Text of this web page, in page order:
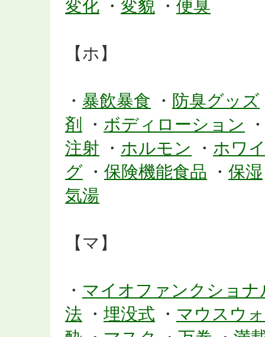
変化 ・ 変貌 ・ 便臭
【ホ】
・ 暴飲暴食 ・ 防臭グッズ
剤
・ ボディローション
注射 ・ ホルモン ・ ホワ
グ ・ 保険機能食品 ・ 保湿
気湯
【マ】
・ マイオファンクショ
法 ・ 埋没式 ・ マウスウ